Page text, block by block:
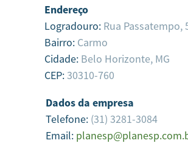
Endereço
Logradouro: Rua Passatempo,
Bairro: Carmo
Cidade: Belo Horizonte, MG
CEP:30310-760
Dados da empresa
Telefone: (31) 3281-3084
Email: